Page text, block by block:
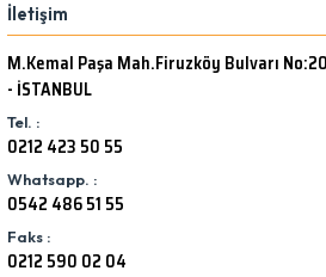
İletişim
M.Kemal Paşa Mah.Firuzköy Bulvarı
- İSTANBUL
Tel. :
0212 423 50 55
Whatsapp. :
0542 486 51 55
Faks :
0212 590 02 04